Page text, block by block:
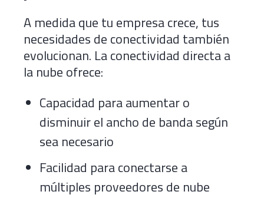
A medida que tu empresa crece, tus
necesidades de conectividad también
evolucionan. La conectividad directa a
la nube ofrece:
Capacidad para aumentar o
disminuir el ancho de banda según
sea necesario
Facilidad para conectarse a
múltiples proveedores de nube